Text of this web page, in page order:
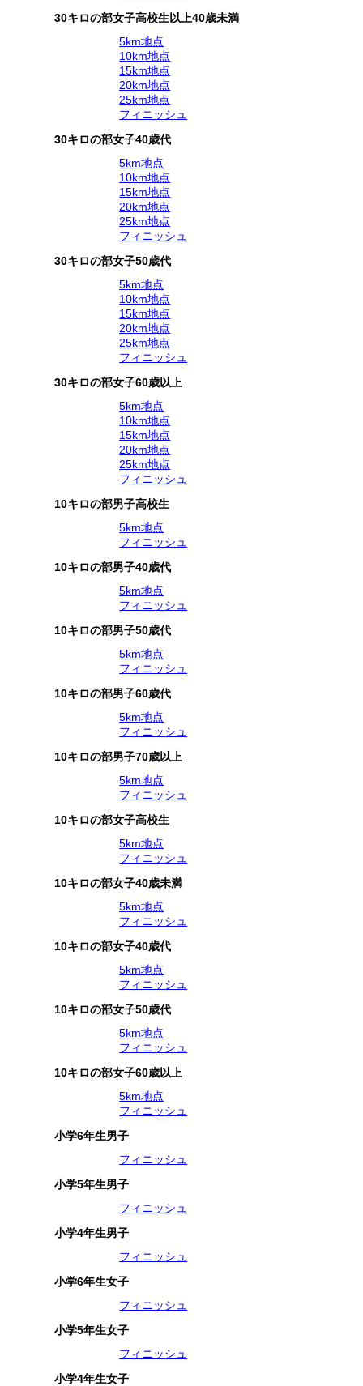
30キロの部女子高校生以上40歳未満
5km地点
10km地点
15km地点
20km地点
25km地点
フィニッシュ
30キロの部女子40歳代
5km地点
10km地点
15km地点
20km地点
25km地点
フィニッシュ
30キロの部女子50歳代
5km地点
10km地点
15km地点
20km地点
25km地点
フィニッシュ
30キロの部女子60歳以上
5km地点
10km地点
15km地点
20km地点
25km地点
フィニッシュ
10キロの部男子高校生
5km地点
フィニッシュ
10キロの部男子40歳代
5km地点
フィニッシュ
10キロの部男子50歳代
5km地点
フィニッシュ
10キロの部男子60歳代
5km地点
フィニッシュ
10キロの部男子70歳以上
5km地点
フィニッシュ
10キロの部女子高校生
5km地点
フィニッシュ
10キロの部女子40歳未満
5km地点
フィニッシュ
10キロの部女子40歳代
5km地点
フィニッシュ
10キロの部女子50歳代
5km地点
フィニッシュ
10キロの部女子60歳以上
5km地点
フィニッシュ
小学6年生男子
フィニッシュ
小学5年生男子
フィニッシュ
小学4年生男子
フィニッシュ
小学6年生女子
フィニッシュ
小学5年生女子
フィニッシュ
小学4年生女子